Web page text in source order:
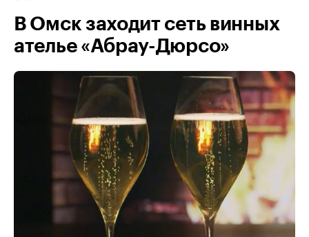
В Омск заходит сеть винных
ателье «Абрау-Дюрсо»